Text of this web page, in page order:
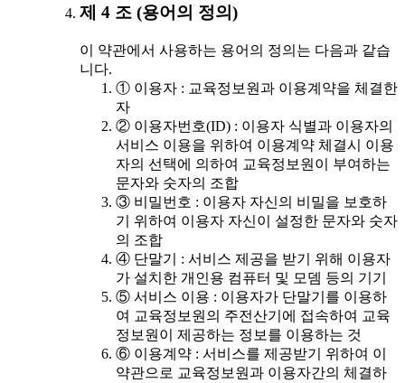
제 4 조 (용어의 정의)
이 약관에서 사용하는 용어의 정의는 다음과 같습
니다.
① 이용자 : 교육정보원과 이용계약을 체결한
자
② 이용자번호(ID) : 이용자 식별과 이용자의
서비스 이용을 위하여 이용계약 체결시 이용
자의 선택에 의하여 교육정보원이 부여하는
문자와 숫자의 조합
③ 비밀번호 : 이용자 자신의 비밀을 보호하
기 위하여 이용자 자신이 설정한 문자와 숫자
의 조합
④ 단말기 : 서비스 제공을 받기 위해 이용자
가 설치한 개인용 컴퓨터 및 모뎀 등의 기기
⑤ 서비스 이용 : 이용자가 단말기를 이용하
여 교육정보원의 주전산기에 접속하여 교육
정보원이 제공하는 정보를 이용하는 것
⑥ 이용계약 : 서비스를 제공받기 위하여 이
약관으로 교육정보원과 이용자간의 체결하